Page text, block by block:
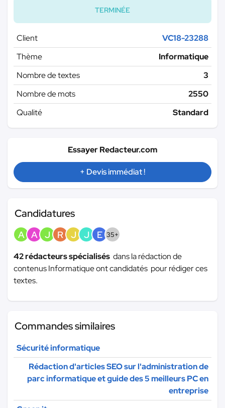
TERMINÉE
Client
VC18-23288
Thème
Informatique
Nombre de textes
3
Nombre de mots
2550
Qualité
Standard
Essayer Redacteur.com
+ Devis immédiat !
Candidatures
A A J R J J E 35+
42 rédacteurs spécialisés dans la rédaction de
contenus Informatique ont candidatés pour rédiger ces
textes.
Commandes similaires
Sécurité informatique
Rédaction d'articles SEO sur l'administration de
parc informatique et guide des 5 meilleurs PC en
entreprise